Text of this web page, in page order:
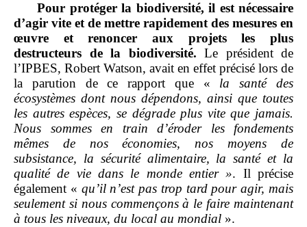
Pour protéger la biodiversité, il est nécessaire
d’agir vite et de mettre rapidement des mesures en
œuvre et renoncer aux projets les plus
destructeurs de la biodiversité. Le président de
l’IPBES, Robert Watson, avait en effet précisé lors de
la parution de ce rapport que « la santé des
écosystèmes dont nous dépendons, ainsi que toutes
les autres espèces, se dégrade plus vite que jamais.
Nous sommes en train d’éroder les fondements
mêmes de nos économies, nos moyens de
subsistance, la sécurité alimentaire, la santé et la
qualité de vie dans le monde entier ». Il précise
également « qu’il n’est pas trop tard pour agir, mais
seulement si nous commençons à le faire maintenant
à tous les niveaux, du local au mondial ».